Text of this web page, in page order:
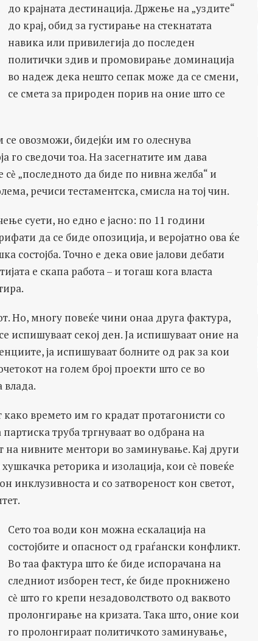
до крајната дестинација. Држење на „уздите“
до крај, обид за густирање на стекнатата
навика или привилегија до последен
политички здив и промовирање доминација
во надеж дека нешто сепак може да се смени,
се смета за природен порив на оние што се
се овозможи, бидејќи им го олеснува
сведочи тоа. На засегнатите им дава
сѐ „последното да биде по нивна желба“ и
речиси тестаментска, смисла на тој чин.
суети, но едно е јасно: по 11 години
да се биде опозиција, и веројатно ова ќе
состојба. Точно е дека овие јалови дебати
е скапа работа – и тогаш кога власта
Но, многу повеќе чини онаа друга фактура,
испишуваат секој ден. Ја испишуваат оние на
ја испишуваат болните од рак за кои
на голем број проекти што се во
влада.
времето им го крадат протагонисти со
труба тргнуваат во одбрана на
на нивните ментори во заминување. Кај други
реторика и изолација, кои сѐ повеќе
инклузивноста и со затвореност кон светот,
Сето тоа води кон можна ескалација на
состојбите и опасност од граѓански конфликт.
Во таа фактура што ќе биде испорачана на
следниот изборен тест, ќе биде прокнижено
сѐ што го крепи незадоволството од ваквото
пролонгирање на кризата. Така што, оние кои
го пролонгираат политичкото заминување,